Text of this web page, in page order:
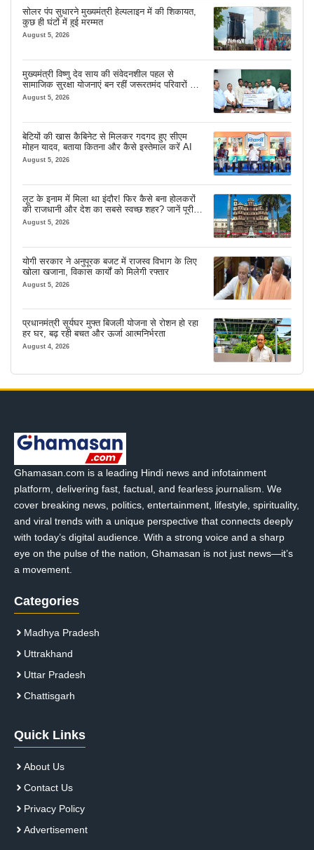
सोलर पंप सुधारने मुख्यमंत्री हेल्पलाइन में की शिकायत,
कुछ ही घंटों में हुई मरम्मत
August 5, 2026
मुख्यमंत्री विष्णु देव साय की संवेदनशील पहल से
सामाजिक सुरक्षा योजनाएं बन रहीं जरूरतमंद परिवारों का
मजबूत सहारा
August 5, 2026
बेटियों की खास कैबिनेट से मिलकर गदगद हुए सीएम
मोहन यादव, बताया कितना और कैसे इस्तेमाल करें AI
August 5, 2026
लूट के इनाम में मिला था इंदौर! फिर कैसे बना होलकरों
की राजधानी और देश का सबसे स्वच्छ शहर? जानें पूरी
कहानी
August 5, 2026
योगी सरकार ने अनुपूरक बजट में राजस्व विभाग के लिए
खोला खजाना, विकास कार्यों को मिलेगी रफ्तार
August 5, 2026
प्रधानमंत्री सूर्यघर मुफ्त बिजली योजना से रोशन हो रहा
हर घर, बढ़ रही बचत और ऊर्जा आत्मनिर्भरता
August 4, 2026
Ghamasan.com is a leading Hindi news and infotainment
platform, delivering fast, factual, and fearless journalism. We
cover breaking news, politics, entertainment, lifestyle, spirituality,
and viral trends with a unique perspective that connects deeply
with today’s digital audience. With a strong voice and a sharp
eye on the pulse of the nation, Ghamasan is not just news—it’s
a movement.
Categories
Madhya Pradesh
Uttrakhand
Uttar Pradesh
Chattisgarh
Quick Links
About Us
Contact Us
Privacy Policy
Advertisement